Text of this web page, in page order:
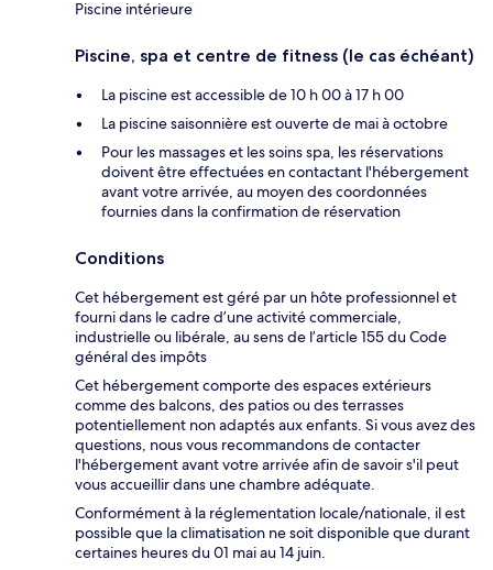
Piscine intérieure
Piscine, spa et centre de fitness (le cas échéant)
La piscine est accessible de 10 h 00 à 17 h 00
La piscine saisonnière est ouverte de mai à octobre
Pour les massages et les soins spa, les réservations
doivent être effectuées en contactant l'hébergement
avant votre arrivée, au moyen des coordonnées
fournies dans la confirmation de réservation
Conditions
Cet hébergement est géré par un hôte professionnel et
fourni dans le cadre d’une activité commerciale,
industrielle ou libérale, au sens de l’article 155 du Code
général des impôts
Cet hébergement comporte des espaces extérieurs
comme des balcons, des patios ou des terrasses
potentiellement non adaptés aux enfants. Si vous avez des
questions, nous vous recommandons de contacter
l'hébergement avant votre arrivée afin de savoir s'il peut
vous accueillir dans une chambre adéquate.
Conformément à la réglementation locale/nationale, il est
possible que la climatisation ne soit disponible que durant
certaines heures du 01 mai au 14 juin.